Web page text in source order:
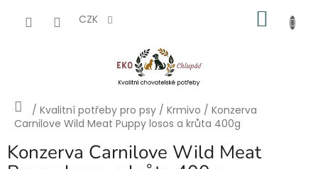
CZK
Domů
/ Kvalitní potřeby pro psy / Krmivo / Konzerva
Carnilove Wild Meat Puppy losos a krůta 400g
Konzerva Carnilove Wild Meat